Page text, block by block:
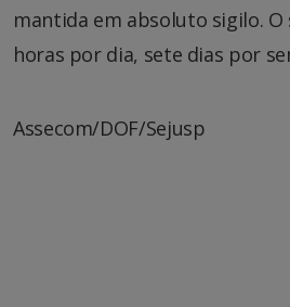
mantida em absoluto sigilo. O
horas por dia, sete dias por
Assecom/DOF/Sejusp